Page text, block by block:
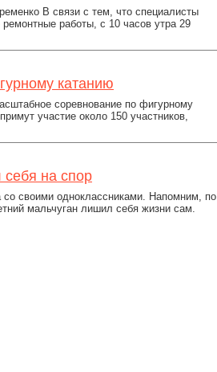
В связи с тем, что специалисты
работы, с 10 часов утра 29
катанию
соревнование по фигурному
участие около 150 участников,
на спор
со своими одноклассниками. Напомним, по
мальчуган лишил себя жизни сам.